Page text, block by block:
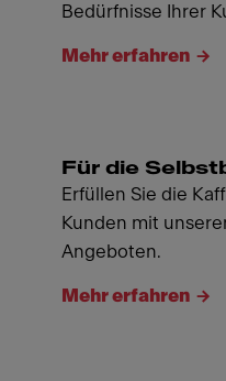
Bedürfnisse Ihrer
Mehr erfahren
Für die
Erfüllen Sie die
Kunden mit
Angeboten.
Mehr erfahren